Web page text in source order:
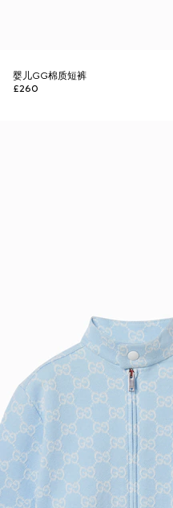
婴儿GG棉质短裤
£260